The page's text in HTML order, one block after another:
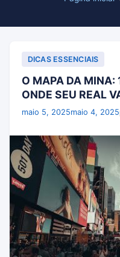
DICAS ESSENCIAIS
O MAPA DA MINA:
ONDE SEU REAL
maio 5, 2025maio 4, 2025